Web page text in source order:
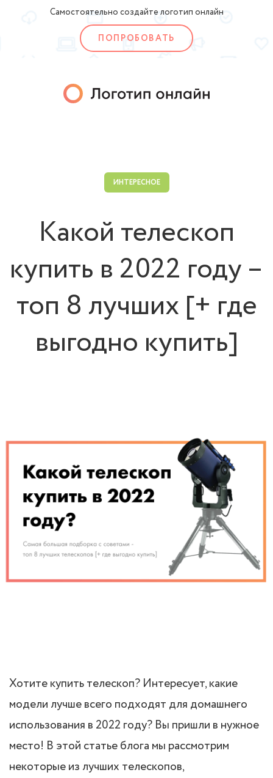
Самостоятельно создайте логотип онлайн
ПОПРОБОВАТЬ
ИНТЕРЕСНОЕ
Какой телескоп
купить в 2022 году –
топ 8 лучших [+ где
выгодно купить]
Хотите купить телескоп? Интересует, какие
модели лучше всего подходят для домашнего
использования в 2022 году? Вы пришли в нужное
место! В этой статье блога мы рассмотрим
некоторые из лучших телескопов,